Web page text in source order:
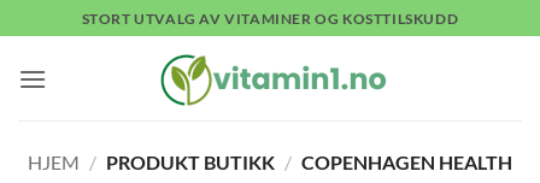
to
content
STORT UTVALG AV VITAMINER OG KOSTTILSKUDD
HJEM / PRODUKT BUTIKK / COPENHAGEN HEALTH